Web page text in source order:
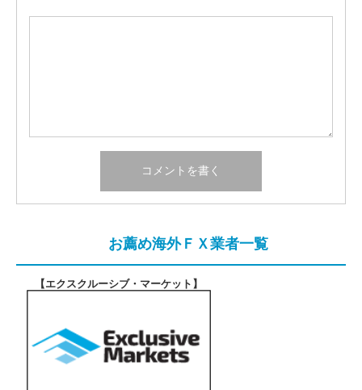
お薦め海外ＦＸ業者一覧
【エクスクルーシブ・マーケット 】